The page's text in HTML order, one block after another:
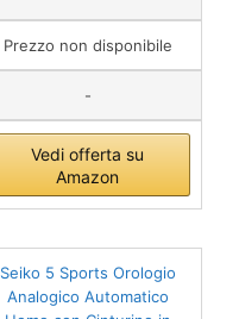
Prezzo non disponibile
-
Vedi offerta su
Amazon
Seiko 5 Sports Orologio
Analogico Automatico